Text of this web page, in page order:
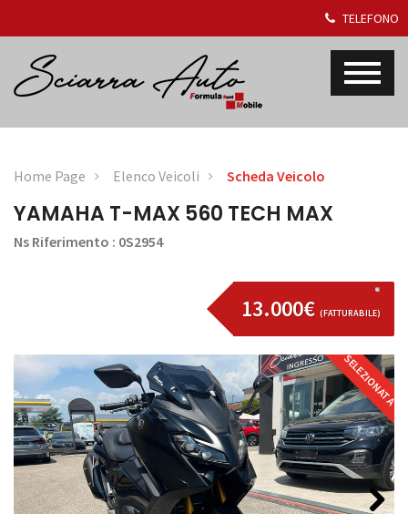
TELEFONO
Home Page Elenco Veicoli Scheda Veicolo
YAMAHA T-MAX 560 TECH MAX
Ns Riferimento : 0S2954
13.000€ (FATTURABILE)
SELEZIONATA